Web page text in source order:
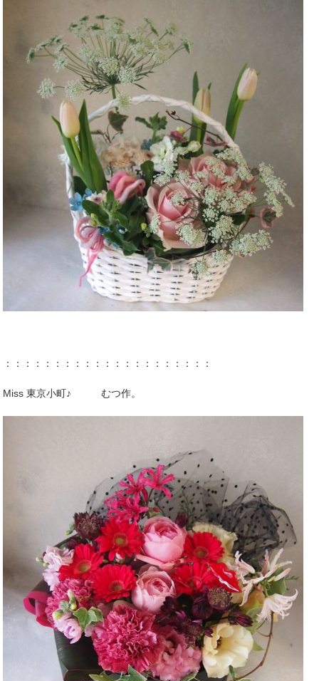
：：：：：：：：：：：：：：：：：：：：：
Miss 東京小町♪ むつ作。